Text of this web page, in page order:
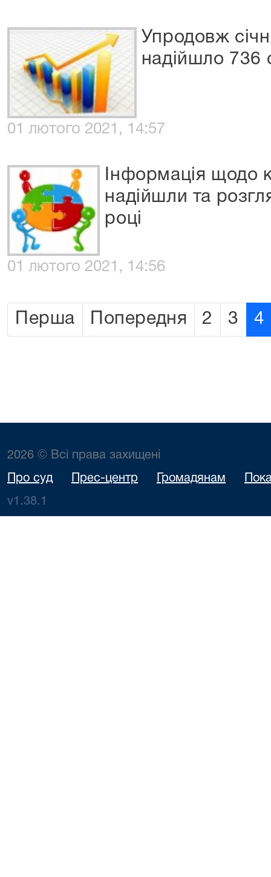
Упродовж
надійшло 736
01 лютого 2021, 14:57
Інформація щодо
надійшли та
році
01 лютого 2021, 14:56
Перша Попередня 2 3 4
2026 © Всі права захищені
Про суд Прес-центр Громадянам
v1.38.1